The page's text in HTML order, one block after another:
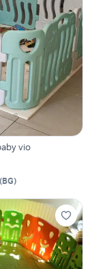
vio
(BG)